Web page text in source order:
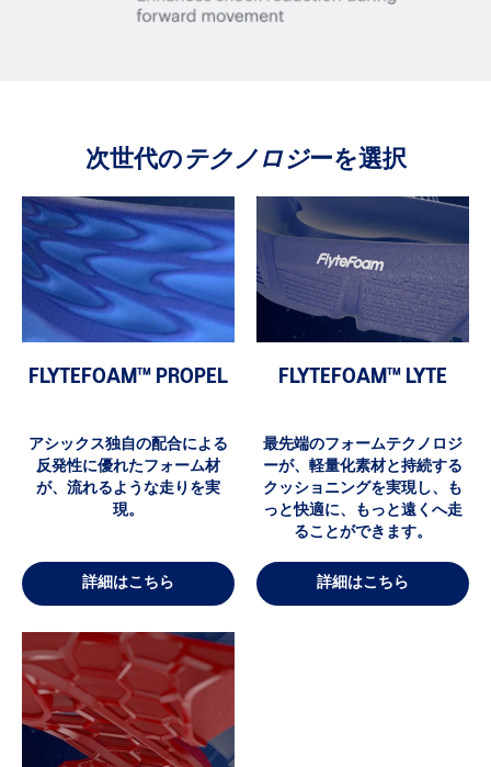
次世代の テクノロジーを選択
FLYTEFOAM™ PROPEL
アシックス独自の配合による
反発性に優れたフォーム材
が、流れるような走りを実
現。
詳細はこちら
FLYTEFOAM™ LYTE
最先端のフォームテクノロジ
ーが、軽量化素材と持続する
クッショニングを実現し、も
っと快適に、もっと遠くへ走
ることができます。
詳細はこちら